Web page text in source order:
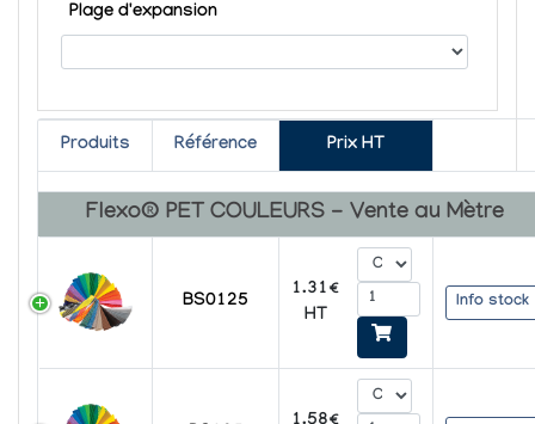
Plage d'expansion
Produits Référence Prix HT
Flexo® PET COULEURS - Vente au Mètre
BS0125
1.31€
HT
Info stock